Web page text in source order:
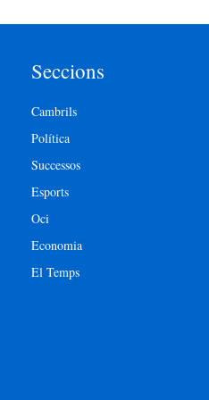
Seccions
Cambrils
Política
Successos
Esports
Oci
Economia
El Temps